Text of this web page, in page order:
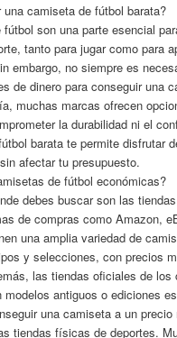
una camiseta de fútbol barata?
son una parte esencial
tanto para jugar como para
embargo, no siempre es
de dinero para conseguir una
muchas marcas ofrecen
la durabilidad ni el
barata te permite disfrutar
afectar tu presupuesto.
de fútbol económicas?
debes buscar son las
de compras como Amazon,
una amplia variedad de
y selecciones, con precios
las tiendas oficiales de los
modelos antiguos o ediciones
una camiseta a un precio
tiendas físicas de deportes.